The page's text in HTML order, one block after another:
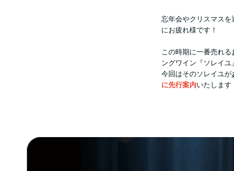
忘年会やクリスマス
にお疲れ様です！
この時期に一番売れ
ングワイン『ソレイユ
今回はそのソレイユが
に先行案内いたします